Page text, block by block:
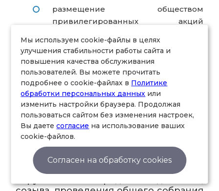
размещение обществом
привилегированных акций
акций голосуют по определенным
вопросам повестки дня, а при
наступлении установленных
законом условий — по всем
вопросам повестки дня);
5)иные нарушения порядка
подготовки, созыва, проведения
общего собрания акционеров,
предусмотренного
законодательством и уставом
общества-эмитента. К иным
Мы используем cookie-файлы в целях
улучшения стабильности работы сайта и
повышения качества обслуживания
пользователей. Вы можете прочитать
подробнее о cookie-файлах в Политике
обработки персональных данных или
изменить настройки браузера. Продолжая
пользоваться сайтом без изменения настроек,
Вы даетесогласие на использование ваших
cookie-файлов.
Согласен на обработку cookies